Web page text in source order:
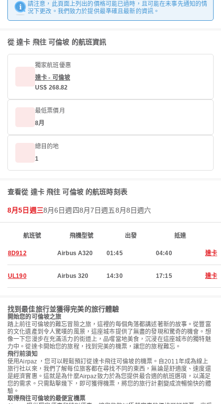
請注意，此頁面上列出的價格可能已過時，且可能在未事先通知的情
況下更改。我們致力於提供最準確且最新的資訊。
從 達卡 飛往 可倫坡 的航班資訊
獨家航班優惠
達卡 - 可倫坡
US$ 268.82
最低票價月
8月
總目的地
1
查看從 達卡 飛往 可倫坡 的航班時刻表
8月5日週三8月6日週四8月7日週五8月8日週六
航班號 飛機型號 出發 抵達
8D912 Airbus A320 01:45 04:40 達卡
UL190 Airbus 320 14:30 17:15 達卡
找到最佳旅行並獲得完美的旅行體驗
開始您的可倫坡之旅
踏上前往可倫坡的難忘冒險之旅，這裡的每個角落都講述著新的故事。從豐富
的文化遺產到令人驚嘆的風景，這座城市提供了無盡的發現和驚奇的機會。想
像一下您漫步在充滿活力的街道上，品嚐當地美食，沉浸在這座城市的獨特魅
力中。從達卡開始您的旅程，找到完美的機票，讓您的旅程難忘。
飛行前須知
使用Airpaz ，您可以輕鬆預訂從達卡飛往可倫坡的機票。自2011年成為線上
旅行社以來，我們了解每位旅客都在尋找不同的東西，無論是舒適度、速度還
是經濟實惠。這就是為什麼Airpaz致力於為您提供最合適的航班選項，以滿足
您的需求。只需點擊幾下，即可獲得機票，將您的旅行計劃變成流暢愉快的體
驗。
取得飛往可倫坡的最便宜機票